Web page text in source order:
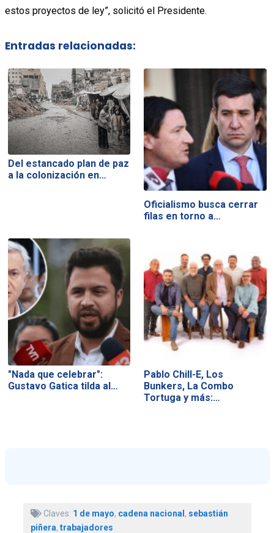
estos proyectos de ley”, solicitó el Presidente.
Entradas relacionadas:
Del estancado plan de paz
a la colonización en…
Oficialismo busca cerrar
filas en torno a…
"Nada que celebrar":
Gustavo Gatica tilda al…
Pablo Chill-E, Los
Bunkers, La Combo
Tortuga y más:…
Claves: 1 de mayo, cadena nacional, sebastián
piñera, trabajadores